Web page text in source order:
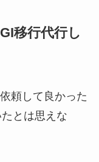
移行代行し
頼して良かった
とは思えな